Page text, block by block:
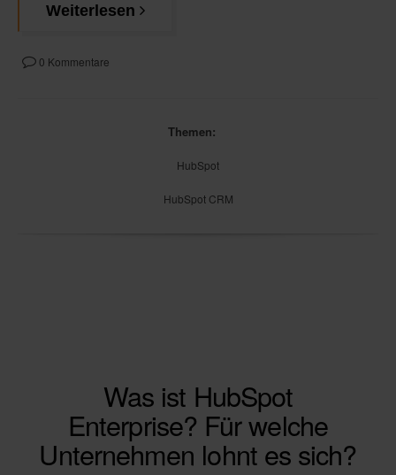
Weiterlesen
0 Kommentare
Themen:
HubSpot
HubSpot CRM
Was ist HubSpot
Enterprise? Für welche
Unternehmen lohnt es sich?